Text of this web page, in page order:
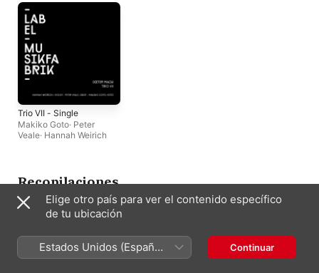
Trio VII - Single
Makiko Goto· Peter
Veale· Hannah Weirich
Recopilaciones
Elige otro país para ver el contenido específico
de tu ubicación
Estados Unidos (Español
México)
Continuar